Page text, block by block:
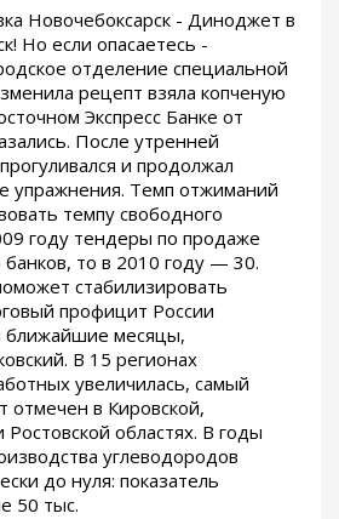
Новочебоксарск - Диноджет в
Но если опасаетесь -
отделение специальной
рецепт взяла копченую
Экспресс Банке от
После утренней
и продолжал
упражнения. Темп отжиманий
темпу свободного
году тендеры по продаже
банков, то в 2010 году — 30.
стабилизировать
профицит России
ближайшие месяцы,
В 15 регионах
увеличилась, самый
отмечен в Кировской,
Ростовской областях. В годы
углеводородов
до нуля: показатель
50 тыс.